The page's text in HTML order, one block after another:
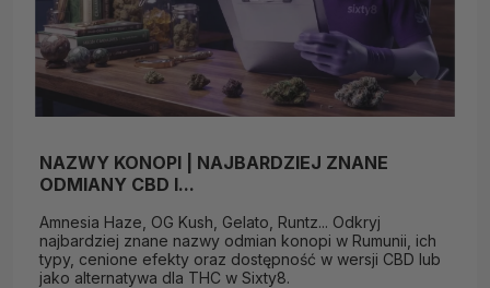
NAZWY KONOPI | NAJBARDZIEJ ZNANE
ODMIANY CBD I...
Amnesia Haze, OG Kush, Gelato, Runtz... Odkryj
najbardziej znane nazwy odmian konopi w Rumunii, ich
typy, cenione efekty oraz dostępność w wersji CBD lub
jako alternatywa dla THC w Sixty8.